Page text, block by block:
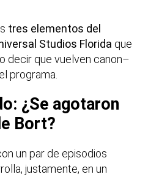
tres elementos del
Studios Florida que
decir que vuelven canon–
programa.
¿Se agotaron
Bort?
un par de episodios
justamente, en un